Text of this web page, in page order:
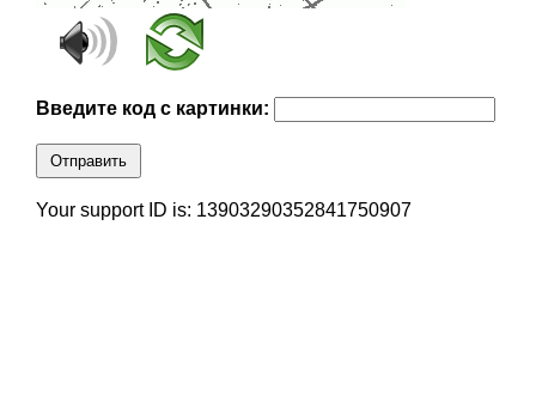
Введите код с картинки:
Отправить
Your support ID is: 13903290352841750907